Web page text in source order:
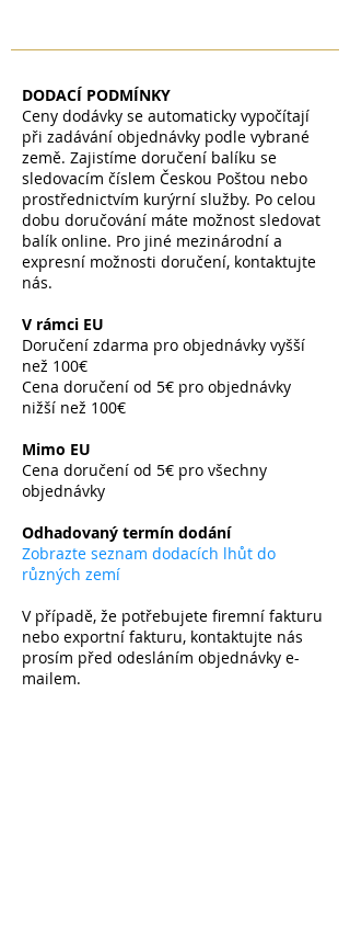
DODACÍ PODMÍNKY
Ceny dodávky se automaticky vypočítají
při zadávání objednávky podle vybrané
země. Zajistíme doručení balíku se
sledovacím číslem Českou Poštou nebo
prostřednictvím kurýrní služby. Po celou
dobu doručování máte možnost sledovat
balík online. Pro jiné mezinárodní a
expresní možnosti doručení, kontaktujte
nás.
V rámci EU
Doručení zdarma pro objednávky vyšší
než 100€
Cena doručení od 5€ pro objednávky
nižší než 100€
Mimo EU
Cena doručení od 5€ pro všechny
objednávky
Odhadovaný termín dodání
Zobrazte seznam dodacích lhůt do
různých zemí
V případě, že potřebujete firemní fakturu
nebo exportní fakturu, kontaktujte nás
prosím před odesláním objednávky e-
mailem.